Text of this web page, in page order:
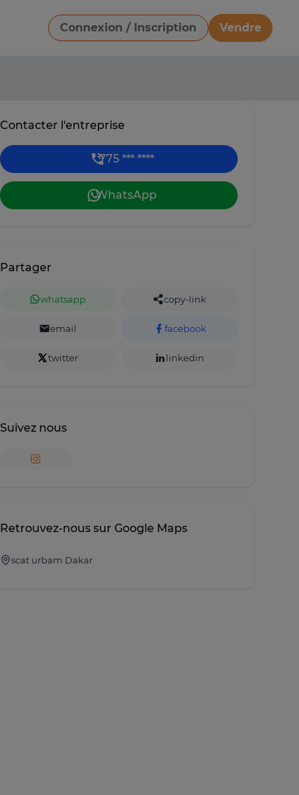
Connexion / Inscription
Vendre
Télécharger une image
Contacter l'entreprise
775 *** ****
WhatsApp
Partager
whatsapp copy-link
email facebook
twitter linkedin
Suivez nous
Retrouvez-nous sur Google Maps
scat urbam Dakar